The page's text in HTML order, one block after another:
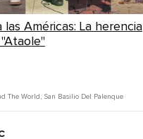
las Américas: La herencia
The World , San Basilio Del Palenque